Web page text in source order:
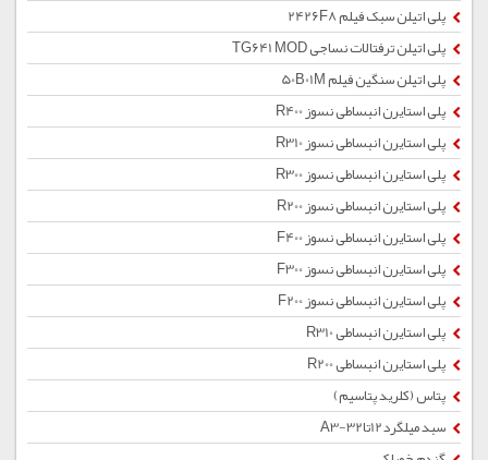
پلی اتیلن سبک فیلم 2426F8
پلی اتیلن ترفتالات نساجی TG641 MOD
پلی اتیلن سنگین فیلم 50B01M
پلی استایرن انبساطی نسوز R400
پلی استایرن انبساطی نسوز R310
پلی استایرن انبساطی نسوز R300
پلی استایرن انبساطی نسوز R200
پلی استایرن انبساطی نسوز F400
پلی استایرن انبساطی نسوز F300
پلی استایرن انبساطی نسوز F200
پلی استایرن انبساطی R310
پلی استایرن انبساطی R200
پتاس (کلرید پتاسیم)
سبد میلگرد12تا32-A3